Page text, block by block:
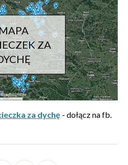
MAPA
ZA
za dychę - dołącz na fb.